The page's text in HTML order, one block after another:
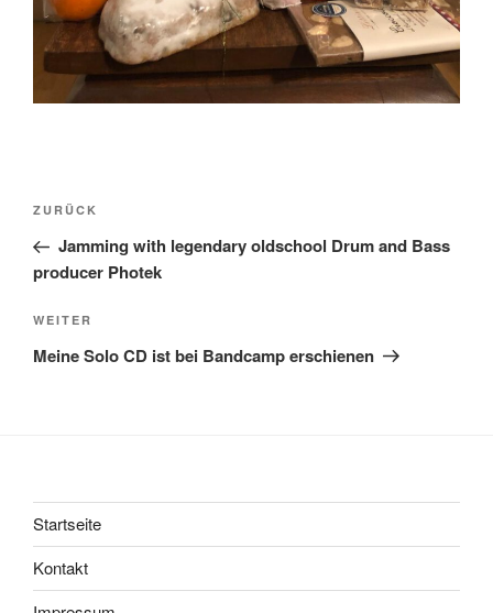
Beitragsnavigation
Vorheriger
Beitrag
ZURÜCK
Jamming with legendary oldschool Drum and Bass
producer Photek
Nächster
Beitrag
WEITER
Meine Solo CD ist bei Bandcamp erschienen
Startseite
Kontakt